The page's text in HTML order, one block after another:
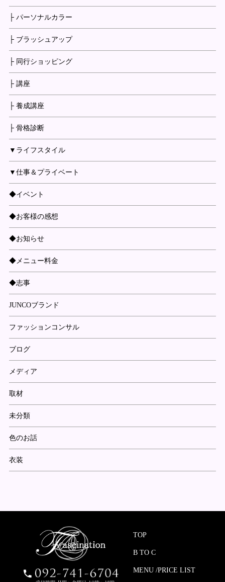
├ パーソナルカラー
├ ブラッシュアップ
├ 同行ショッピング
├ 講座
├ 養成講座
├ 骨格診断
▼ライフスタイル
▼仕事＆プライベート
◆イベント
◆お客様の感想
◆お知らせ
◆メニュー料金
◆志事
JUNCOブランド
ファッションコンサル
ブログ
メディア
取材
未分類
色のお話
衣装
TOP
B TO C
MENU /PRICE LIST